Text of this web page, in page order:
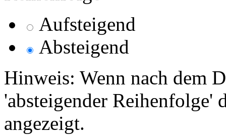
Aufsteigend
Absteigend
Hinweis: Wenn nach dem
'absteigender Reihenfolge'
angezeigt.